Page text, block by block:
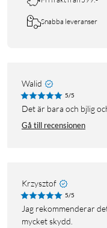
Snabba leveranser
Walid
5/5
Det är bara och bjlig
Gå till recensionen
Krzysztof
5/5
Jag rekommenderar det. Den är enkel att installera och ger
mycket skydd.